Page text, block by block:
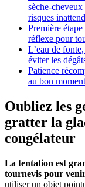
sèche-
risques
Première
réflexe pour
L’eau de
éviter les
Patience
au bon
Oubliez les
gratter la
congélateur
La tentation est
tournevis pour
utiliser un objet